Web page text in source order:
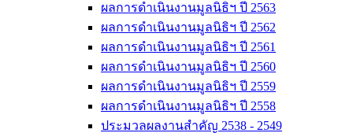
ผลการดำเนินงานมูลนิธิฯ ปี 2563
ผลการดำเนินงานมูลนิธิฯ ปี 2562
ผลการดำเนินงานมูลนิธิฯ ปี 2561
ผลการดำเนินงานมูลนิธิฯ ปี 2560
ผลการดำเนินงานมูลนิธิฯ ปี 2559
ผลการดำเนินงานมูลนิธิฯ ปี 2558
ประมวลผลงานสำคัญ 2538 - 2549